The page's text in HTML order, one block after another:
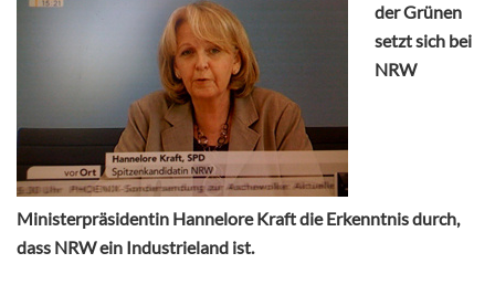
der Grünen
setzt sich bei
NRW
Ministerpräsidentin Hannelore Kraft die Erkenntnis durch,
dass NRW ein Industrieland ist.